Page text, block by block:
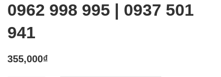
0962 998 995 | 0937 501
941
355,000₫